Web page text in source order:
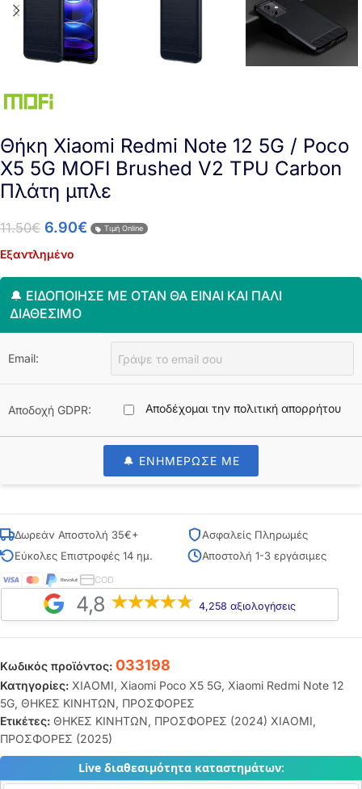
Θήκη Xiaomi Redmi Note 12 5G / Poco
X5 5G MOFI Brushed V2 TPU Carbon
Πλάτη μπλε
11.50€ 6.90€ Τιμή Online
Εξαντλημένο
🔔 ΕΙΔΟΠΟΊΗΣΈ ΜΕ ΌΤΑΝ ΘΑ ΕΊΝΑΙ ΚΑΙ ΠΆΛΙ
ΔΙΑΘΈΣΙΜΟ
Email:
Αποδοχή GDPR: Αποδέχομαι την πολιτική απορρήτου
🔔 ΕΝΗΜΕΡΩΣΕ ΜΕ
Δωρεάν Αποστολή 35€+
Ασφαλείς Πληρωμές
Εύκολες Επιστροφές 14 ημ.
Αποστολή 1-3 εργάσιμες
COD
4,8 4,258 αξιολογήσεις
Κωδικός προϊόντος: 033198
Κατηγορίες: XIAOMI, Xiaomi Poco X5 5G, Xiaomi Redmi Note 12
5G, ΘΗΚΕΣ ΚΙΝΗΤΩΝ, ΠΡΟΣΦΟΡΕΣ
Ετικέτες: ΘΗΚΕΣ ΚΙΝΗΤΩΝ, ΠΡΟΣΦΟΡΕΣ (2024) XIAOMI,
ΠΡΟΣΦΟΡΕΣ (2025)
Live διαθεσιμότητα καταστημάτων: